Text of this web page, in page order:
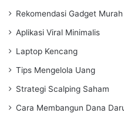
Rekomendasi Gadget Murah
Aplikasi Viral Minimalis
Laptop Kencang
Tips Mengelola Uang
Strategi Scalping Saham
Cara Membangun Dana